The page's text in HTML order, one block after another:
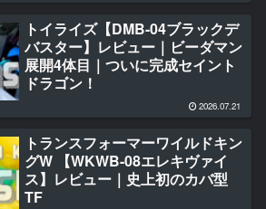
トイライズ【DMB-04ブラックデ
バスター】レビュー｜ビーダマン
展開4体目｜ついに完成セイント
ドラゴン！
2026.07.21
トランスフォーマーワイルドキン
グW 【WKWB-08エレキヴァイ
ス】レビュー｜史上初のカバ型
TF